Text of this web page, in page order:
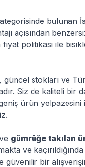
bulunan
açısından
politikası ile
güncel stokları ve
Siz de kaliteli bir
ürün
ve gümrüğe takılan
ve
bir